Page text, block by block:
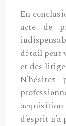
En
acte de
détail peut
et des
N’hésitez
d’esprit